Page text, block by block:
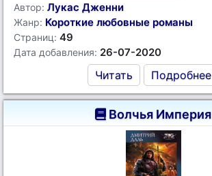
Автор: Лукас Дженни
Жанр: Короткие любовные романы
Страниц: 49
Дата добавления: 26-07-2020
Читать Подробнее
Волчья Империя